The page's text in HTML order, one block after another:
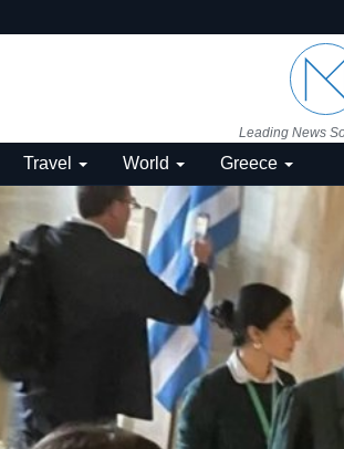
Leading News
Travel World Greece